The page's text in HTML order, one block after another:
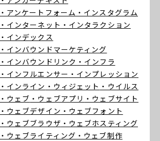
・アンケートフォーム ・インスタグラム
・インターネット ・インタラクション
・インデックス
・インバウンドマーケティング
・インバウンドリンク ・インフラ
・インフルエンサー ・インプレッション
・インライン ・ウィジェット ・ウイルス
・ウェブ ・ウェブアプリ ・ウェブサイト
・ウェブデザイン ・ウェブフォント
・ウェブブラウザ ・ウェブホスティング
・ウェブライティング ・ウェブ制作